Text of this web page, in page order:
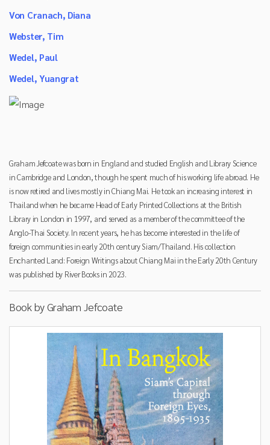
Von Cranach, Diana
Webster, Tim
Wedel, Paul
Wedel, Yuangrat
Graham Jefcoate was born in England and studied English and Library Science
in Cambridge and London, though he spent much of his working life abroad. He
is now retired and lives mostly in Chiang Mai. He took an increasing interest in
Thailand when he became Head of Early Printed Collections at the British
Library in London in 1997, and served as a member of the committee of the
Anglo-Thai Society. In recent years, he has become interested in the life of
foreign communities in early 20th century Siam/Thailand. His collection
Enchanted Land: Foreign Writings about Chiang Mai in the Early 20th Century
was published by River Books in 2023.
Book byGraham Jefcoate